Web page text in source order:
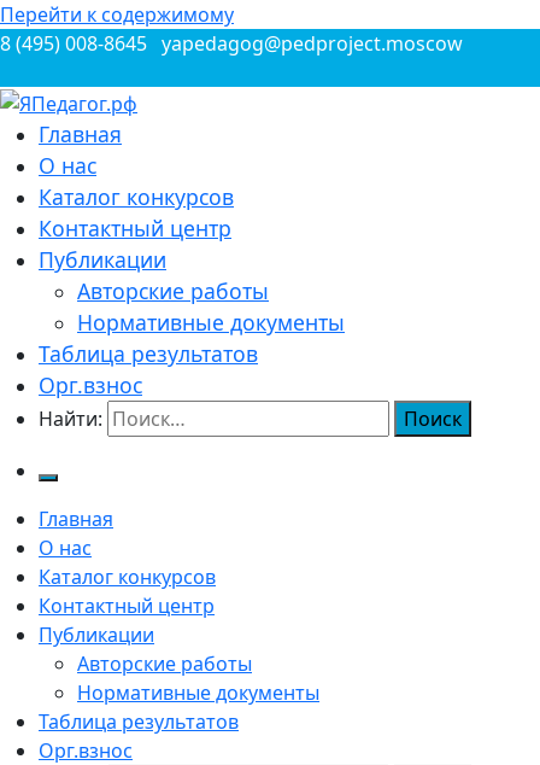
Перейти к содержимому
8 (495) 008-8645 yapedagog@pedproject.moscow
ЯПедагог.рф
Всероссийские конкурсы для педагогов
Главная
О нас
Каталог конкурсов
Контактный центр
Публикации
Авторские работы
Нормативные документы
Таблица результатов
Орг.взнос
Найти:
Главная
О нас
Каталог конкурсов
Контактный центр
Публикации
Авторские работы
Нормативные документы
Таблица результатов
Орг.взнос